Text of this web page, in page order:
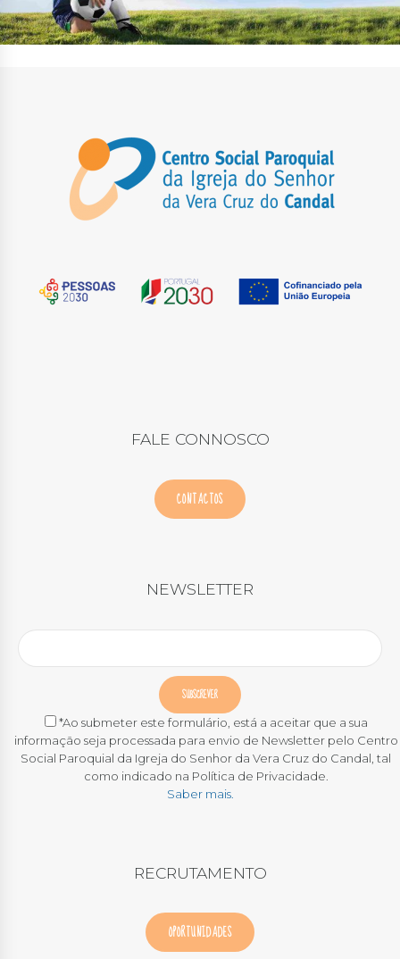
FALE CONNOSCO
CONTACTOS
NEWSLETTER
*Ao submeter este formulário, está a aceitar que a sua
informação seja processada para envio de Newsletter pelo Centro
Social Paroquial da Igreja do Senhor da Vera Cruz do Candal, tal
como indicado na Política de Privacidade.
Saber mais.
RECRUTAMENTO
OPORTUNIDADES